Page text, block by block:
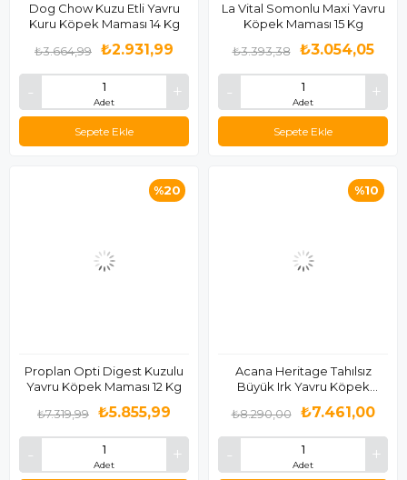
Dog Chow Kuzu Etli Yavru
Kuru Köpek Maması 14 Kg
Adet
₺2.931,99
₺3.664,99
Sepete Ekle
La Vital Somonlu Maxi Yavru
Köpek Maması 15 Kg
Adet
₺3.054,05
₺3.393,38
Sepete Ekle
Proplan Opti Digest Kuzulu
Yavru Köpek Maması 12 Kg
Adet
₺5.855,99
₺7.319,99
%20
Acana Heritage Tahılsız
Büyük Irk Yavru Köpek
Adet
₺7.461,00
₺8.290,00
%10